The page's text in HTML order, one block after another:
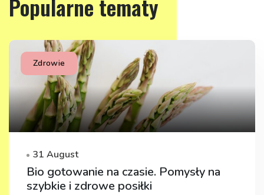
Popularne tematy
Zdrowie
31 August
Bio gotowanie na czasie. Pomysły na
szybkie i zdrowe posiłki